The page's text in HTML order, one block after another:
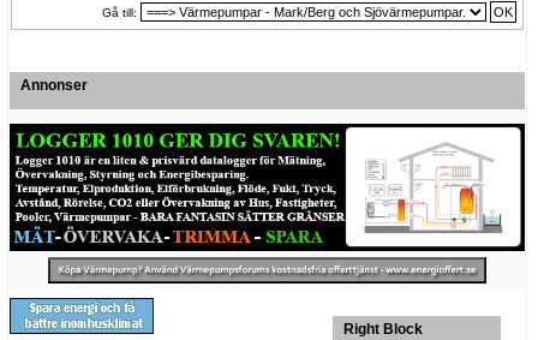
Gå till:
Annonser
Right Block